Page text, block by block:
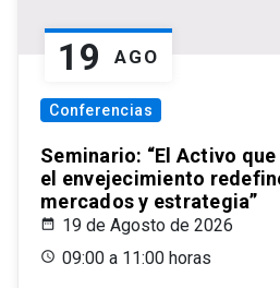
19 AGO
Conferencias
Seminario: “El Activo
el envejecimiento
mercados y estrategia”
19 de Agosto de 2026
09:00 a 11:00 horas